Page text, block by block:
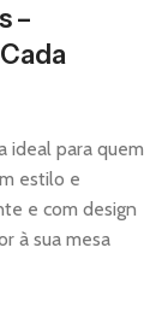
–
ideal para quem
estilo e
e com design
à sua mesa